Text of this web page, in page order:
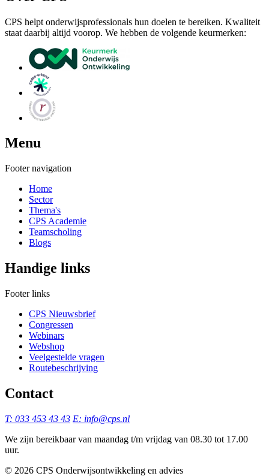
CPS helpt onderwijsprofessionals hun doelen te bereiken. Kwaliteit
staat daarbij altijd voorop. We hebben de volgende keurmerken:
Menu
Footer navigation
Home
Sector
Thema's
CPS Academie
Teamscholing
Blogs
Handige links
Footer links
CPS Nieuwsbrief
Congressen
Webinars
Webshop
Veelgestelde vragen
Routebeschrijving
Contact
T: 033 453 43 43 E: info@cps.nl
We zijn bereikbaar van maandag t/m vrijdag van 08.30 tot 17.00
uur.
©️ 2026 CPS Onderwijsontwikkeling en advies